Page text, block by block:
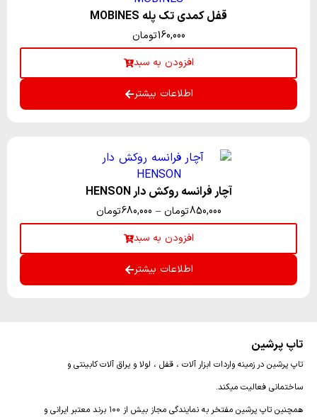
قفل کمدی تک پله MOBINES
160,000تومان
افزودن به سبد
اطلاعات بیشتر
آچار فرانسه روکش دار HENSON
850,000تومان –
680,000تومان
افزودن به سبد
اطلاعات بیشتر
تاپ پرشین
تاپ پرشین در زمینه واردات ابزار آلات ، قفل ، لولا و یراق آلات کابینتی و
ساختمانی فعالیت میکند.
همچنین تاپ پرشین مفتخر به نمایندگی مجاز بیش از ۱۰۰ برند معتبر ایرانی و